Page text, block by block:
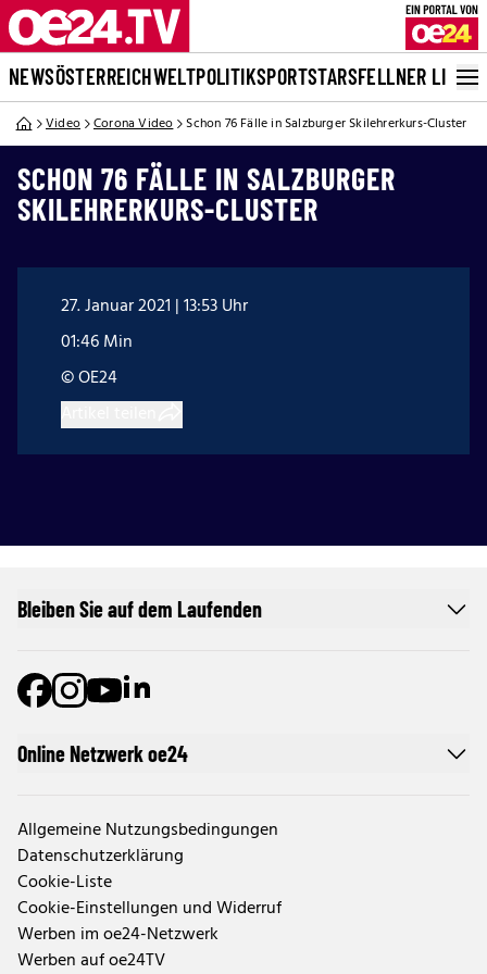
NEWSÖSTERREICHWELTPOLITIKSPORTSTARSFELLNER LIVE
Video Corona Video Schon 76 Fälle in Salzburger Skilehrerkurs-Cluster
SCHON 76 FÄLLE IN SALZBURGER
SKILEHRERKURS-CLUSTER
27. Januar 2021 | 13:53 Uhr
01:46 Min
© OE24
Online Netzwerk oe24
Allgemeine Nutzungsbedingungen
Datenschutzerklärung
Cookie-Liste
Cookie-Einstellungen und Widerruf
Werben im oe24-Netzwerk
Werben auf oe24TV
Bleiben Sie auf dem Laufenden